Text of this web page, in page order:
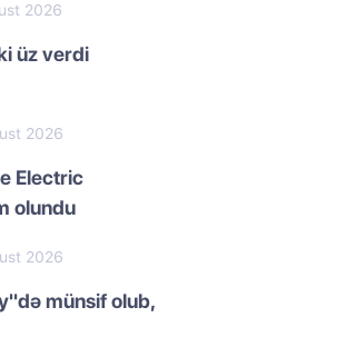
2026
üz verdi
2026
Electric
olundu
2026
münsif olub,